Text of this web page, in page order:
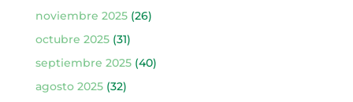
noviembre 2025(26)
octubre 2025(31)
septiembre 2025(40)
agosto 2025(32)